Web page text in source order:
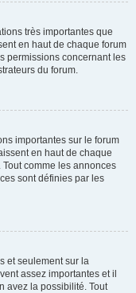
très importantes que
en haut de chaque forum
permissions concernant les
du forum.
importantes sur le forum
en haut de chaque
comme les annonces
sont définies par les
et seulement sur la
assez importantes et il
avez la possibilité. Tout